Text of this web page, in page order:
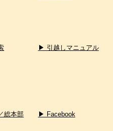
▶ 引越しマニュアル
総本部 ▶ Facebook